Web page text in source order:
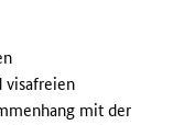
visafreien
mit der